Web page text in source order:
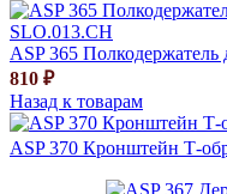
ASP 365
810 ₽
Назад к товарам
ASP 370 Кронштейн Т-